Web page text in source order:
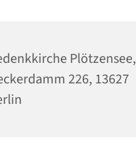
Plötzensee,
226, 13627